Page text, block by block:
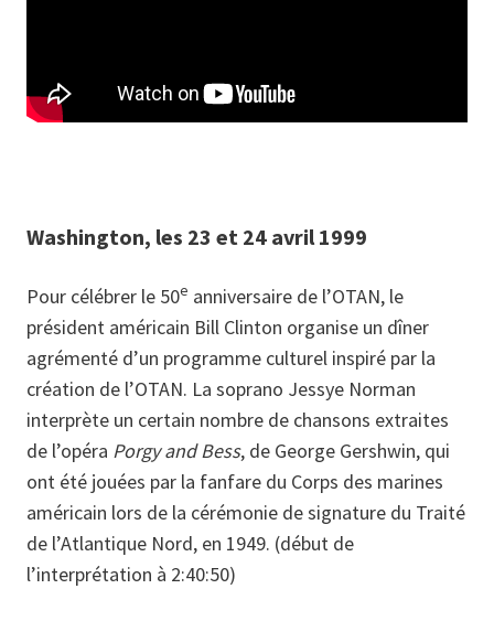
Washington, les 23 et 24 avril 1999
Pour célébrer le 50e anniversaire de l’OTAN, le
président américain Bill Clinton organise un dîner
agrémenté d’un programme culturel inspiré par la
création de l’OTAN. La soprano Jessye Norman
interprète un certain nombre de chansons extraites
de l’opéra Porgy and Bess, de George Gershwin, qui
ont été jouées par la fanfare du Corps des marines
américain lors de la cérémonie de signature du Traité
de l’Atlantique Nord, en 1949. (début de
l’interprétation à 2:40:50)